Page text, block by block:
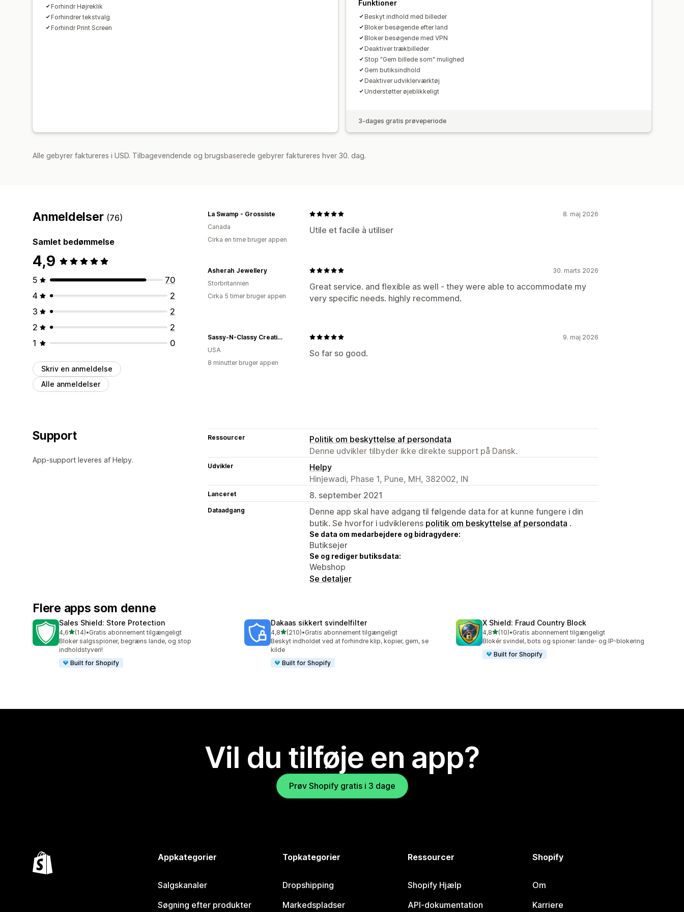
Forhindr Højreklik
Forhindrer tekstvalg
Forhindr Print Screen
Funktioner
Beskyt indhold med billeder
Bloker besøgende efter land
Bloker besøgende med VPN
Deaktiver trækbilleder
Stop "Gem billede som" mulighed
Gem butiksindhold
Deaktiver udviklerværktøj
Understøtter øjeblikkeligt
3-dages gratis prøveperiode
Alle gebyrer faktureres i USD. Tilbagevendende og brugsbaserede gebyrer faktureres hver 30. dag.
Anmeldelser (76)
Samlet bedømmelse
4,9
5
70
4
2
3
2
2
2
1
0
Skriv en anmeldelse
Alle anmeldelser
8. maj 2026
Utile et facile à utiliser
La Swamp - Grossiste
Canada
Cirka en time bruger appen
30. marts 2026
Great service. and flexible as well - they were able to accommodate my
very specific needs. highly recommend.
Asherah Jewellery
Storbritannien
Cirka 5 timer bruger appen
9. maj 2026
So far so good.
Sassy-N-Classy Creations LLC
USA
8 minutter bruger appen
Support
App-support leveres af Helpy.
Ressourcer
Politik om beskyttelse af persondata
Denne udvikler tilbyder ikke direkte support på Dansk.
Udvikler
Helpy
Hinjewadi, Phase 1, Pune, MH, 382002, IN
Lanceret 8. september 2021
Dataadgang
Denne app skal have adgang til følgende data for at kunne fungere i din
butik. Se hvorfor i udviklerens politik om beskyttelse af persondata .
Se data om medarbejdere og bidragydere:
Butiksejer
Se og rediger butiksdata:
Webshop
Se detaljer
Flere apps som denne
Sales Shield: Store Protection
4,6ud af 5 stjerner
(14)
14 anmeldelser i alt
•Gratis abonnement tilgængeligt
Bloker salgsspioner, begræns lande, og stop
indholdstyveri!
Built for Shopify
Dakaas sikkert svindelfilter
4,8ud af 5 stjerner
(210)
210 anmeldelser i alt
•Gratis abonnement tilgængeligt
Beskyt indholdet ved at forhindre klip, kopier, gem, se
kilde
Built for Shopify
X Shield: Fraud Country Block
4,8ud af 5 stjerner
(10)
10 anmeldelser i alt
•Gratis abonnement tilgængeligt
Blokér svindel, bots og spioner: lande- og IP-blokering
Built for Shopify
Vil du tilføje en app?
Prøv Shopify gratis i 3 dage
Appkategorier
Salgskanaler
Søgning efter produkter
Topkategorier
Dropshipping
Markedspladser
Ressourcer
Shopify Hjælp
API-dokumentation
Shopify
Om
Karriere